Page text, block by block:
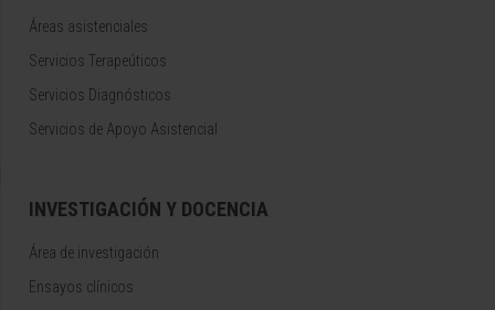
Áreas asistenciales
Servicios Terapeúticos
Servicios Diagnósticos
Servicios de Apoyo Asistencial
INVESTIGACIÓN Y DOCENCIA
Área de investigación
Ensayos clínicos